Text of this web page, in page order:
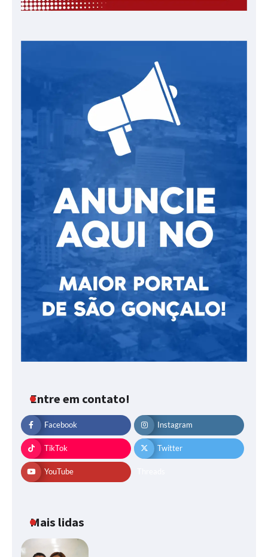
Entre em contato!
Facebook Instagram
TikTok Twitter
YouTube
Mais lidas